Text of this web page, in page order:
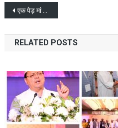
Post
navigation
एक पेड़ मां के नाम अभियान को मिल रही तेजी
RELATED POSTS